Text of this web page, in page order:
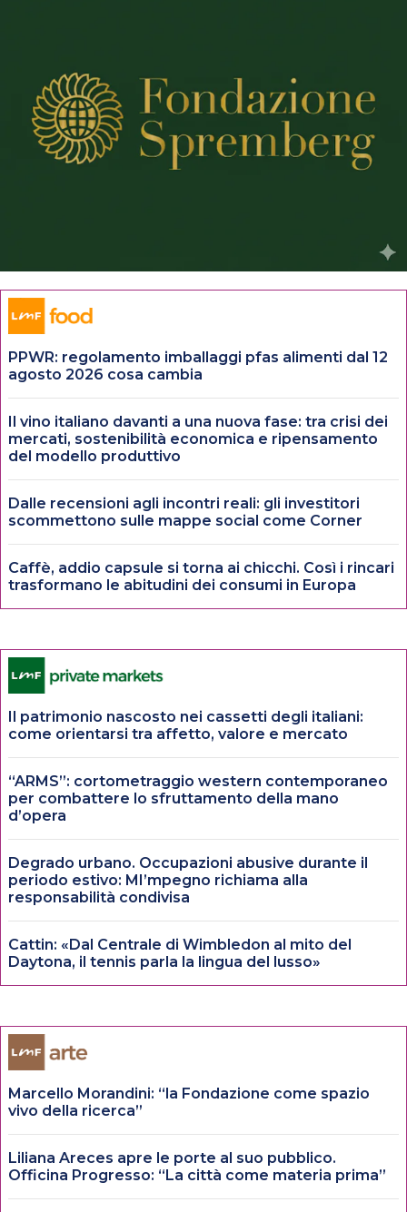
PPWR: regolamento imballaggi pfas alimenti dal 12
agosto 2026 cosa cambia
Il vino italiano davanti a una nuova fase: tra crisi dei
mercati, sostenibilità economica e ripensamento
del modello produttivo
Dalle recensioni agli incontri reali: gli investitori
scommettono sulle mappe social come Corner
Caffè, addio capsule si torna ai chicchi. Così i rincari
trasformano le abitudini dei consumi in Europa
Il patrimonio nascosto nei cassetti degli italiani:
come orientarsi tra affetto, valore e mercato
“ARMS”: cortometraggio western contemporaneo
per combattere lo sfruttamento della mano
d’opera
Degrado urbano. Occupazioni abusive durante il
periodo estivo: MI’mpegno richiama alla
responsabilità condivisa
Cattin: «Dal Centrale di Wimbledon al mito del
Daytona, il tennis parla la lingua del lusso»
Marcello Morandini: “la Fondazione come spazio
vivo della ricerca”
Liliana Areces apre le porte al suo pubblico.
Officina Progresso: “La città come materia prima”